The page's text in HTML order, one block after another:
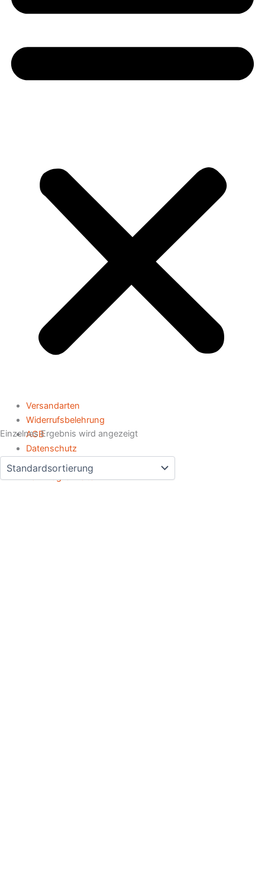
Einzelnes Ergebnis wird angezeigt
Versandarten
Widerrufsbelehrung
AGB
Datenschutz
Impressum
Zahlmöglichkeiten